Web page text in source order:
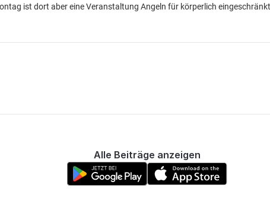
ist dort aber eine Veranstaltung Angeln für körperlich
Alle Beiträge anzeigen